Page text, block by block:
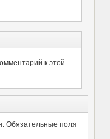
к этой
Обязательные поля